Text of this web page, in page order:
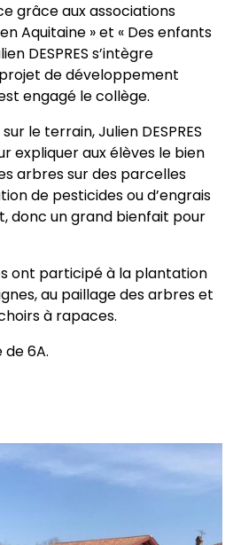
grâce aux associations
Aquitaine » et « Des enfants
DESPRES s’intègre
de développement
engagé le collège.
le terrain, Julien DESPRES
expliquer aux élèves le bien
arbres sur des parcelles
de pesticides ou d’engrais
donc un grand bienfait pour
ont participé à la plantation
au paillage des arbres et
à rapaces.
de 6A.